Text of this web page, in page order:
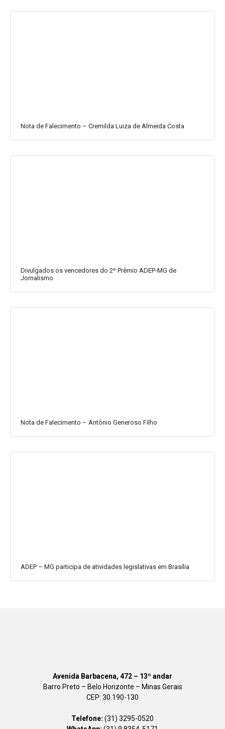
Nota de Falecimento – Cremilda Luiza de Almeida Costa
Divulgados os vencedores do 2º Prêmio ADEP-MG de
Jornalismo
Nota de Falecimento – Antônio Generoso Filho
ADEP – MG participa de atividades legislativas em Brasília
Avenida Barbacena, 472 – 13º andar
Barro Preto – Belo Horizonte – Minas Gerais
CEP: 30.190-130
Telefone: (31) 3295-0520